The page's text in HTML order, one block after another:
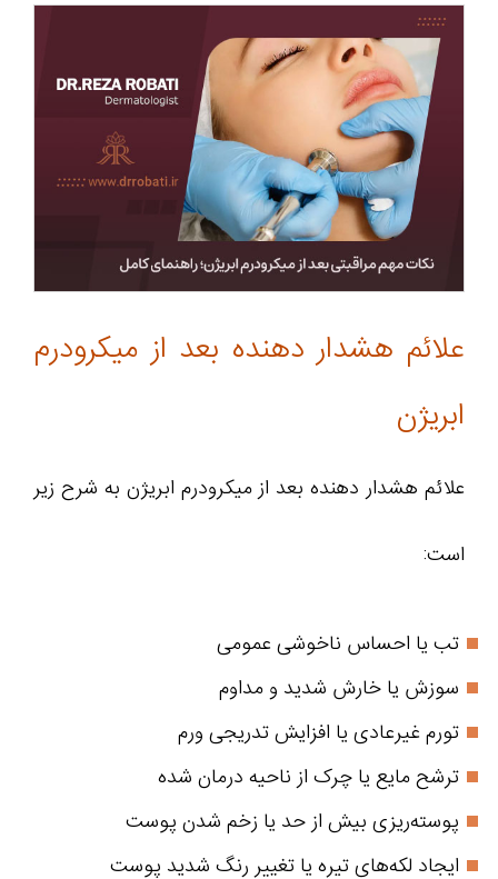
علائم هشدار دهنده بعد از میکرودرم
ابریژن
علائم هشدار دهنده بعد از میکرودرم ابریژن به شرح زیر
است:
تب یا احساس ناخوشی عمومی
سوزش یا خارش شدید و مداوم
تورم غیرعادی یا افزایش تدریجی ورم
ترشح مایع یا چرک از ناحیه درمان‌ شده
پوسته‌ریزی بیش از حد یا زخم شدن پوست
ایجاد لکه‌های تیره یا تغییر رنگ شدید پوست